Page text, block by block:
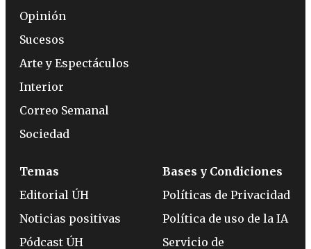
Opinión
Sucesos
Arte y Espectáculos
Interior
Correo Semanal
Sociedad
Temas
Editorial ÚH
Noticias positivas
Pódcast ÚH
Bases y Condiciones
Políticas de Privacidad
Política de uso de la IA
Servicio de